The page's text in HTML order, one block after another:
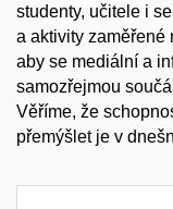
studenty, učitele i
a aktivity zaměřené
aby se mediální a
samozřejmou
Věříme, že
přemýšlet je v